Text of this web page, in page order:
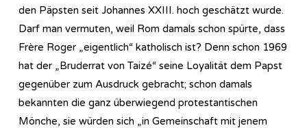
den Päpsten seit Johannes XXIII. hoch geschätzt wurde.
Darf man vermuten, weil Rom damals schon spürte, dass
Frère Roger „eigentlich“ katholisch ist? Denn schon 1969
hat der „Bruderrat von Taizé“ seine Loyalität dem Papst
gegenüber zum Ausdruck gebracht; schon damals
bekannten die ganz überwiegend protestantischen
Mönche, sie würden sich „in Gemeinschaft mit jenem